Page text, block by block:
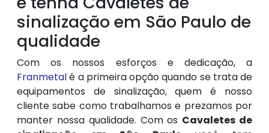
sinalização em São Paulo de
qualidade
Com os nossos esforços e dedicação, a
Franmetalé a primeira opção quando se trata de
equipamentos de sinalização, quem é nosso
cliente sabe como trabalhamos e prezamos por
manter nossa qualidade. Com os Cavaletes de